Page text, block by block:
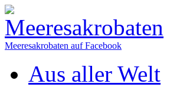
Meeresakrobaten auf Facebook
Aus aller Welt